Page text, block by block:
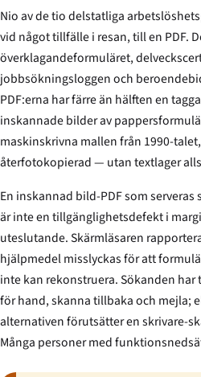
Nio av de tio delstatliga
vid något tillfälle i resan, till en PDF.
överklagandeformuläret,
jobbsökningsloggen och
PDF:erna har färre än hälften en
inskannade bilder av
maskinskrivna mallen från 1990-
återfotokopierad — utan textlager
En inskannad bild-PDF som
är inte en tillgänglighetsdefekt i
uteslutande. Skärmläsaren
hjälpmedel misslyckas för att
inte kan rekonstruera. Sökanden har
för hand, skanna tillbaka och mejla;
alternativen förutsätter en skrivare-
Många personer med